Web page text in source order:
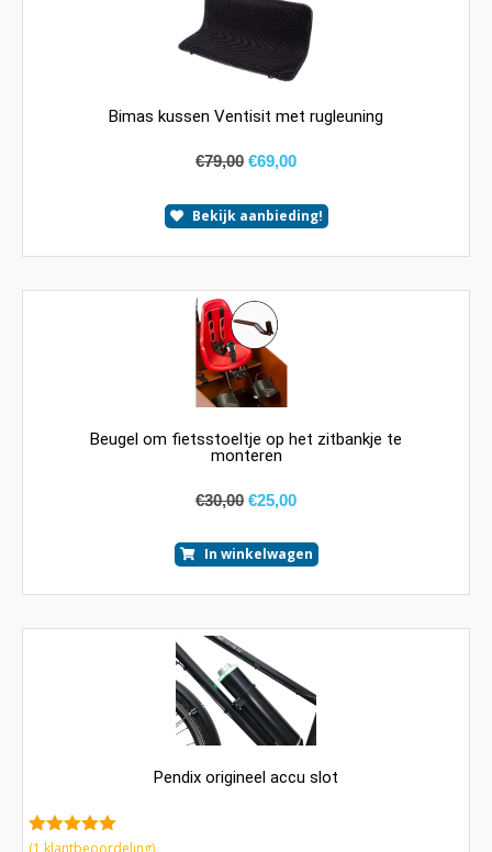
Bimas kussen Ventisit met rugleuning
€79,00 €69,00
Bekijk aanbieding!
Beugel om fietsstoeltje op het zitbankje te
monteren
€30,00 €25,00
In winkelwagen
Pendix origineel accu slot
5.00van 5
(1 klantbeoordeling)